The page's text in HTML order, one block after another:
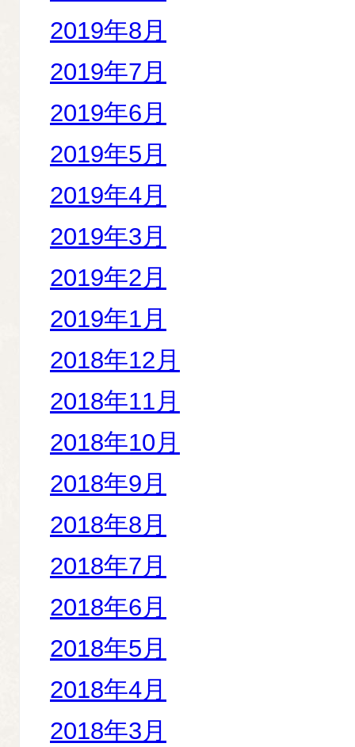
2019年8月
2019年7月
2019年6月
2019年5月
2019年4月
2019年3月
2019年2月
2019年1月
2018年12月
2018年11月
2018年10月
2018年9月
2018年8月
2018年7月
2018年6月
2018年5月
2018年4月
2018年3月